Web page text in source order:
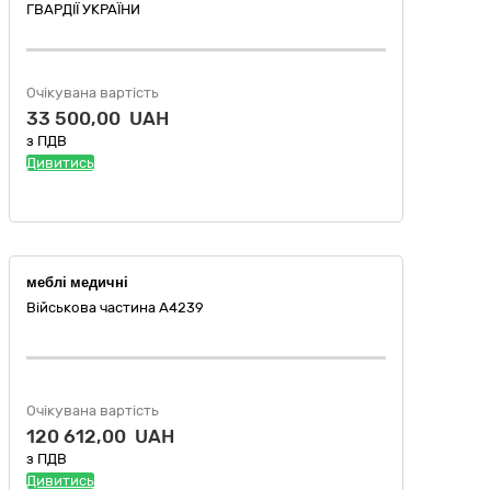
ГВАРДІЇ УКРАЇНИ
Очікувана вартість
33 500,00 UAH
з ПДВ
Дивитись
меблі медичні
Військова частина А4239
Очікувана вартість
120 612,00 UAH
з ПДВ
Дивитись